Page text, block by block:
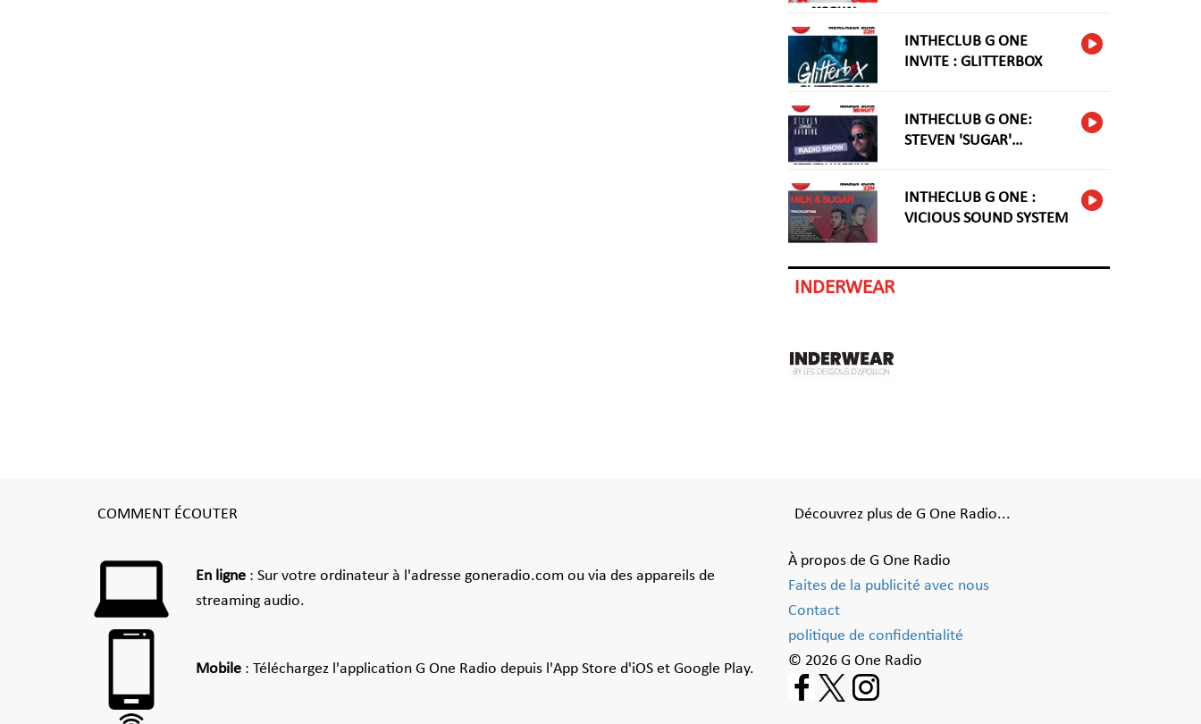
INTHECLUB G ONE
INVITE : GLITTERBOX
INTHECLUB G ONE:
STEVEN 'SUGAR'
INTHECLUB G ONE :
VICIOUS SOUND SYSTEM
INDERWEAR
COMMENT ÉCOUTER
En ligne : Sur votre ordinateur à l'adresse goneradio.com ou via des appareils de
streaming audio.
Mobile : Téléchargez l'application G One Radio depuis l'App Store d'iOS et Google Play.
Découvrez plus de G One Radio...
À propos de G One Radio
Faites de la publicité avec nous
Contact
politique de confidentialité
© 2026 G One Radio